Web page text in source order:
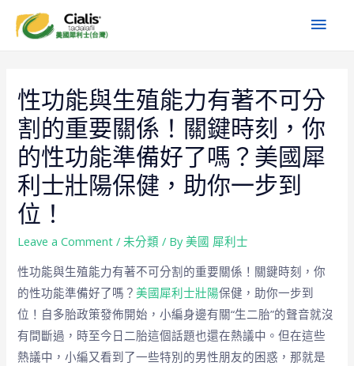
性功能與生殖能力有著不可分
割的重要關係！關鍵時刻，你
的性功能準備好了嗎？美國犀
利士壯陽保健，助你一步到
位！
Leave a Comment / 未分類 / By美國 犀利士
性功能與生殖能力有著不可分割的重要關係！關鍵時刻，你
的性功能準備好了嗎？美國犀利士壯陽保健，助你一步到
位！自多胎政策發佈開始，小編身邊有關“生二胎”的聲音就沒
有間斷過，時至今日二胎這個話題也還在熱議中。但在這些
熱議中，小編又看到了一些特別的男性朋友的困惑，那就是